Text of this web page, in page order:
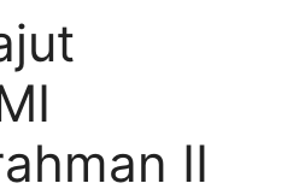
II